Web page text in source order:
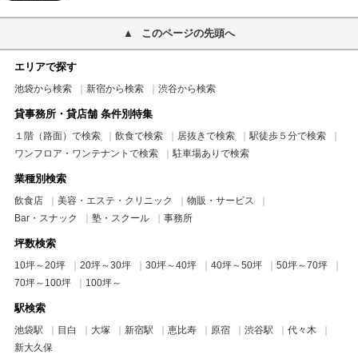
このページの先頭へ
エリアで探す
池袋から検索 新宿から検索 渋谷から検索
貸事務所・貸店舗 条件別特集
１階（路面）で検索 飲食で検索 居抜きで検索
駅徒歩５分で検索
ワンフロア・ワンテナントで検索
駐車場ありで検索
業種別検索
飲食店 美容・エステ・クリニック
物販・サービス
Bar・スナック
塾・スクール 事務所
坪数検索
10坪～20坪 20坪～30坪 30坪～40坪 40坪～50坪
50坪～70坪
70坪～100坪
100坪～
駅検索
池袋駅 目白 大塚 新宿駅 恵比寿 原宿 渋谷駅
代々木
新大久保